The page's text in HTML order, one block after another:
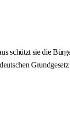
schützt sie die